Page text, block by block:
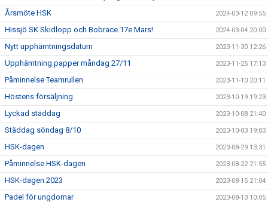
Årsmöte HSK 2024-03-12 09:55
Hissjö SK Skidlopp och Bobrace 17e Mars! 2024-03-04 20:00
Nytt upphämtningsdatum 2023-11-30 12:26
Upphämtning papper måndag 27/11 2023-11-25 17:13
Påminnelse Teamrullen 2023-11-10 20:11
Höstens försäljning 2023-10-19 19:23
Lyckad städdag 2023-10-08 21:40
Städdag söndag 8/10 2023-10-03 19:03
HSK-dagen 2023-08-29 13:31
Påminnelse HSK-dagen 2023-08-22 21:55
HSK-dagen 2023 2023-08-15 21:04
Padel för ungdomar 2023-08-13 10:05